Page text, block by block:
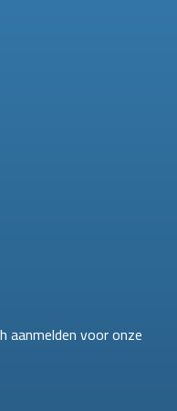
aanmelden voor onze